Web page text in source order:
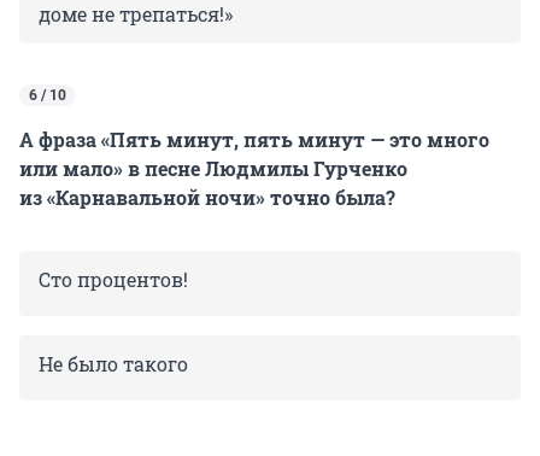
доме не трепаться!»
6 / 10
А фраза «Пять минут, пять минут — это много
или мало» в песне Людмилы Гурченко
из «Карнавальной ночи» точно была?
Сто процентов!
Не было такого